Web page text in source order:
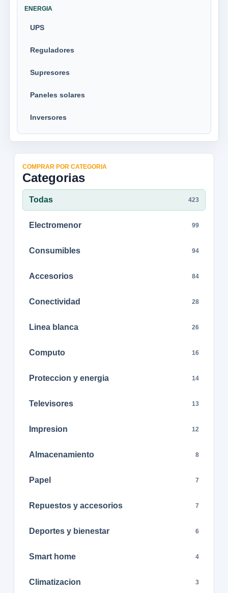
ENERGIA
UPS
Reguladores
Supresores
Paneles solares
Inversores
COMPRAR POR CATEGORIA
Categorias
Todas 423
Electromenor 99
Consumibles 94
Accesorios 84
Conectividad 28
Linea blanca 26
Computo 16
Proteccion y energia 14
Televisores 13
Impresion 12
Almacenamiento 8
Papel 7
Repuestos y accesorios 7
Deportes y bienestar 6
Smart home 4
Climatizacion 3